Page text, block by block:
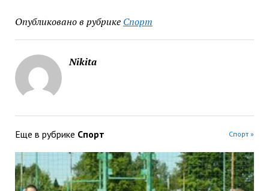
Опубликовано в рубрике Спорт
Nikita
Еще в рубрике Спорт Спорт »